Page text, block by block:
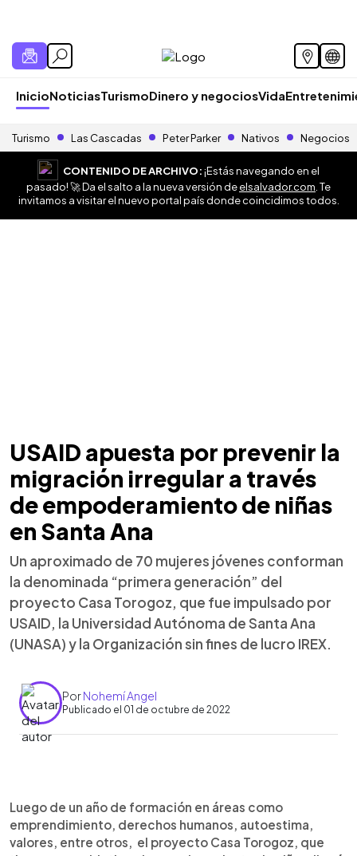
InicioNoticiasTurismoDinero y negociosVida
Turismo Las Cascadas Peter Parker Nativos Negocios
CONTENIDO DE ARCHIVO:¡Estás navegando en el
pasado! 🚀 Da el salto a la nueva versión deelsalvador.com . Te
invitamos a visitar el nuevo portal país donde coincidimos todos.
USAID apuesta por prevenir la
migración irregular a través
de empoderamiento de niñas
en Santa Ana
Un aproximado de 70 mujeres jóvenes conforman
la denominada “primera generación” del
proyecto Casa Torogoz, que fue impulsado por
USAID, la Universidad Autónoma de Santa Ana
(UNASA) y la Organización sin fines de lucro IREX.
PorNohemí Angel
Publicado el 01 de octubre de 2022
► Escuchar artículo
Luego de un año de formación en áreas como
emprendimiento, derechos humanos, autoestima,
valores, entre otros, el proyecto Casa Torogoz, que